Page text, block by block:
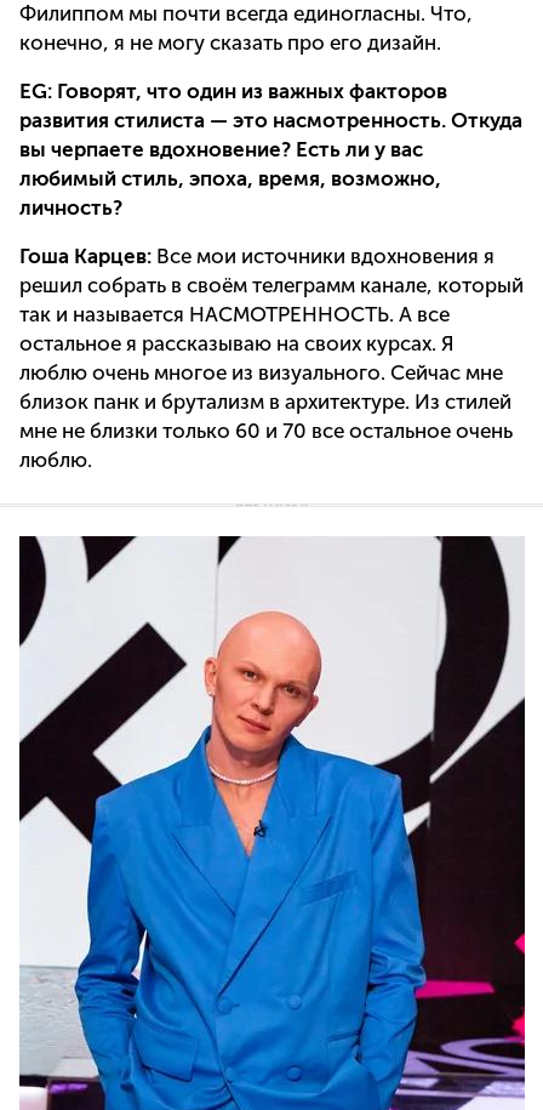
Филиппом мы почти всегда единогласны. Что,
конечно, я не могу сказать про его дизайн.
EG: Говорят, что один из важных факторов
развития стилиста — это насмотренность. Откуда
вы черпаете вдохновение? Есть ли у вас
любимый стиль, эпоха, время, возможно,
личность?
Гоша Карцев: Все мои источники вдохновения я
решил собрать в своём телеграмм канале, который
так и называется НАСМОТРЕННОСТЬ. А все
остальное я рассказываю на своих курсах. Я
люблю очень многое из визуального. Сейчас мне
близок панк и брутализм в архитектуре. Из стилей
мне не близки только 60 и 70 все остальное очень
люблю.